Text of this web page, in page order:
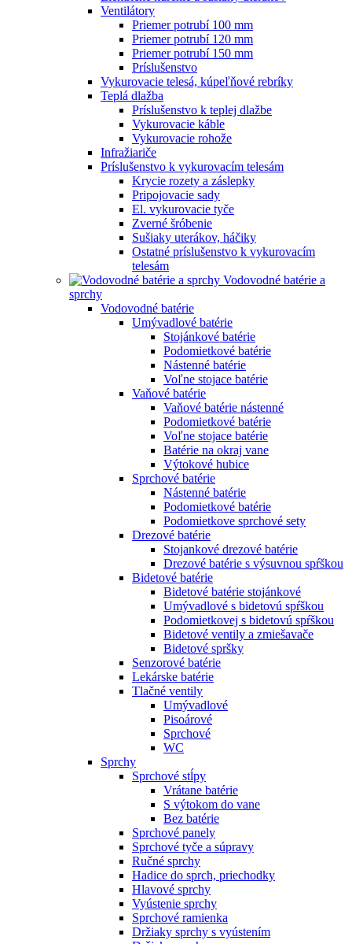
Ventilátory
Priemer potrubí 100 mm
Priemer potrubí 120 mm
Priemer potrubí 150 mm
Príslušenstvo
Vykurovacie telesá, kúpeľňové rebríky
Teplá dlažba
Príslušenstvo k teplej dlažbe
Vykurovacie káble
Vykurovacie rohože
Infražiariče
Príslušenstvo k vykurovacím telesám
Krycie rozety a záslepky
Pripojovacie sady
El. vykurovacie tyče
Zverné šróbenie
Sušiaky uterákov, háčiky
Ostatné príslušenstvo k vykurovacím
telesám
Vodovodné batérie a
sprchy
Vodovodné batérie
Umývadlové batérie
Stojánkové batérie
Podomietkové batérie
Nástenné batérie
Voľne stojace batérie
Vaňové batérie
Vaňové batérie nástenné
Podomietkové batérie
Voľne stojace batérie
Batérie na okraj vane
Výtokové hubice
Sprchové batérie
Nástenné batérie
Podomietkové batérie
Podomietkove sprchové sety
Drezové batérie
Stojankové drezové batérie
Drezové batérie s výsuvnou spŕškou
Bidetové batérie
Bidetové batérie stojánkové
Umývadlové s bidetovú spŕškou
Podomietkovej s bidetovú spŕškou
Bidetové ventily a zmiešavače
Bidetové spršky
Senzorové batérie
Lekárske batérie
Tlačné ventily
Umývadlové
Pisoárové
Sprchové
WC
Sprchy
Sprchové stĺpy
Vrátane batérie
S výtokom do vane
Bez batérie
Sprchové panely
Sprchové tyče a súpravy
Ručné sprchy
Hadice do sprch, priechodky
Hlavové sprchy
Vyústenie sprchy
Sprchové ramienka
Držiaky sprchy s vyústením